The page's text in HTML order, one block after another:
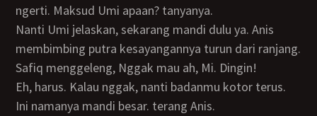
ngerti. Maksud Umi apaan? tanyanya.
Nanti Umi jelaskan, sekarang mandi dulu ya. Anis
membimbing putra kesayangannya turun dari ranjang.
Safiq menggeleng, Nggak mau ah, Mi. Dingin!
Eh, harus. Kalau nggak, nanti badanmu kotor terus.
Ini namanya mandi besar. terang Anis.